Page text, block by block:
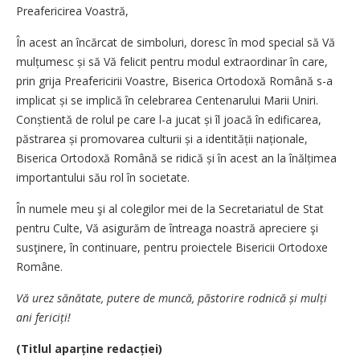
Preafericirea Voastră,
În acest an încărcat de simboluri, doresc în mod special să Vă
mulțumesc și să Vă felicit pentru modul extraordinar în care,
prin grija Preafericirii Voastre, Biserica Ortodoxă Română s-a
implicat și se implică în celebrarea Centenarului Marii Uniri.
Conștientă de rolul pe care l-a jucat și îl joacă în edificarea,
păstrarea și promovarea culturii și a identității naționale,
Biserica Ortodoxă Română se ridică și în acest an la înălțimea
importantului său rol în societate.
În numele meu şi al colegilor mei de la Secretariatul de Stat
pentru Culte, Vă asigurăm de întreaga noastră apreciere şi
susţinere, în continuare, pentru proiectele Bisericii Ortodoxe
Române.
Vă urez sănătate, putere de muncă, păstorire rodnică și mulți
ani fericiți!
(Titlul aparține redacției)